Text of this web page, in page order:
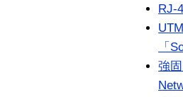
RJ-
「
強